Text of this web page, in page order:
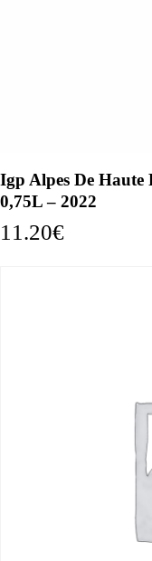
Igp Alpes De Haute
0,75L – 2022
11.20€